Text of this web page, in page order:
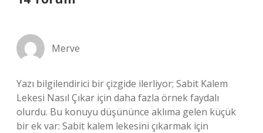
Merve
Yazı bilgilendirici bir çizgide ilerliyor; Sabit Kalem
Lekesi Nasıl Çıkar için daha fazla örnek faydalı
olurdu. Bu konuyu düşününce aklıma gelen küçük
bir ek var: Sabit kalem lekesini çıkarmak için